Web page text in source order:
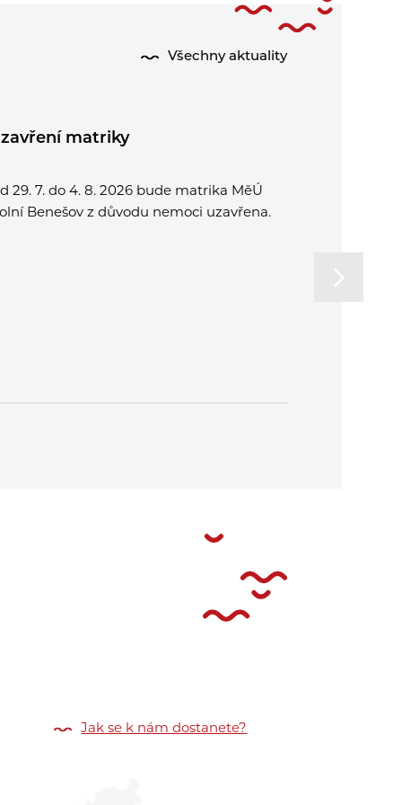
Všechny aktuality
matriky
29. 7. do 4. 8. 2026 bude matrika MěÚ
Benešov z důvodu nemoci uzavřena.
Jak se k nám dostanete?